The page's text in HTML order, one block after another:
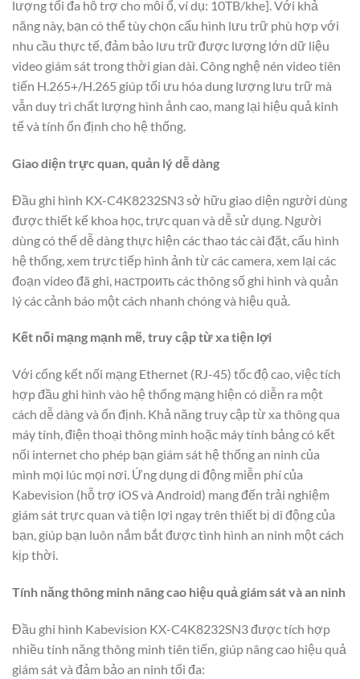
lượng tối đa hỗ trợ cho mỗi ổ, ví dụ: 10TB/khe]. Với khả
năng này, bạn có thể tùy chọn cấu hình lưu trữ phù hợp với
nhu cầu thực tế, đảm bảo lưu trữ được lượng lớn dữ liệu
video giám sát trong thời gian dài. Công nghệ nén video tiên
tiến H.265+/H.265 giúp tối ưu hóa dung lượng lưu trữ mà
vẫn duy trì chất lượng hình ảnh cao, mang lại hiệu quả kinh
tế và tính ổn định cho hệ thống.
Giao diện trực quan, quản lý dễ dàng
Đầu ghi hình KX-C4K8232SN3 sở hữu giao diện người dùng
được thiết kế khoa học, trực quan và dễ sử dụng. Người
dùng có thể dễ dàng thực hiện các thao tác cài đặt, cấu hình
hệ thống, xem trực tiếp hình ảnh từ các camera, xem lại các
đoạn video đã ghi, настроить các thông số ghi hình và quản
lý các cảnh báo một cách nhanh chóng và hiệu quả.
Kết nối mạng mạnh mẽ, truy cập từ xa tiện lợi
Với cổng kết nối mạng Ethernet (RJ-45) tốc độ cao, việc tích
hợp đầu ghi hình vào hệ thống mạng hiện có diễn ra một
cách dễ dàng và ổn định. Khả năng truy cập từ xa thông qua
máy tính, điện thoại thông minh hoặc máy tính bảng có kết
nối internet cho phép bạn giám sát hệ thống an ninh của
mình mọi lúc mọi nơi. Ứng dụng di động miễn phí của
Kabevision (hỗ trợ iOS và Android) mang đến trải nghiệm
giám sát trực quan và tiện lợi ngay trên thiết bị di động của
bạn, giúp bạn luôn nắm bắt được tình hình an ninh một cách
kịp thời.
Tính năng thông minh nâng cao hiệu quả giám sát và an ninh
Đầu ghi hình Kabevision KX-C4K8232SN3 được tích hợp
nhiều tính năng thông minh tiên tiến, giúp nâng cao hiệu quả
giám sát và đảm bảo an ninh tối đa: